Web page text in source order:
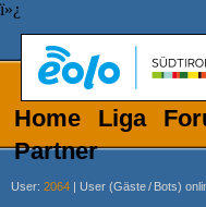
ï»¿
Home Liga
Partner
User: 2064 | User (Gäste/ Bots)